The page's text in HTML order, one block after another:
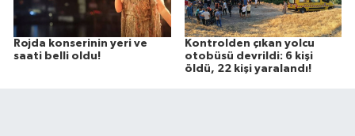
Rojda konserinin yeri ve
saati belli oldu!
Kontrolden çıkan yolcu
otobüsü devrildi: 6 kişi
öldü, 22 kişi yaralandı!